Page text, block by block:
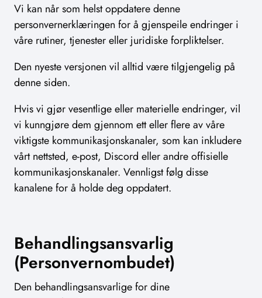
Vi kan når som helst oppdatere denne
personvernerklæringen for å gjenspeile endringer i
våre rutiner, tjenester eller juridiske forpliktelser.
Den nyeste versjonen vil alltid være tilgjengelig på
denne siden.
Hvis vi gjør vesentlige eller materielle endringer, vil
vi kunngjøre dem gjennom ett eller flere av våre
viktigste kommunikasjonskanaler, som kan inkludere
vårt nettsted, e-post, Discord eller andre offisielle
kommunikasjonskanaler. Vennligst følg disse
kanalene for å holde deg oppdatert.
Behandlingsansvarlig
(Personvernombudet)
Den behandlingsansvarlige for dine